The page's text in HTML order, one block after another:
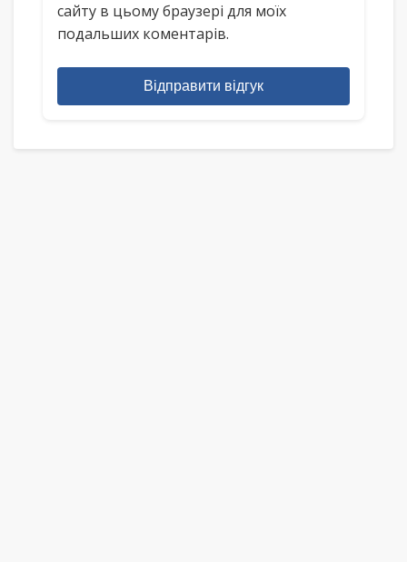
сайту в цьому браузері для моїх
подальших коментарів.
Відправити відгук